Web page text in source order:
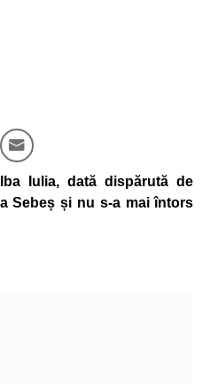
Iulia, dată dispărută de
Sebeș și nu s-a mai întors